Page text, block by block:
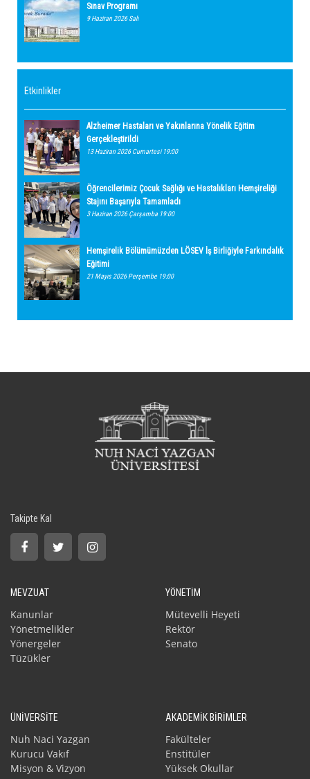
Sınav Programı
9 Haziran 2026 Salı
Etkinlikler
Alzheimer Hastaları ve Yakınlarına Yönelik Eğitim
Gerçekleştirildi
13 Haziran 2026 Cumartesi 19:00
Öğrencilerimiz Çocuk Sağlığı ve Hastalıkları Hemşireliği
Stajını Başarıyla Tamamladı
3 Haziran 2026 Çarşamba 19:00
Hemşirelik Bölümümüzden LÖSEV İş Birliğiyle Farkındalık
Eğitimi
21 Mayıs 2026 Perşembe 19:00
Takipte Kal
MEVZUAT
Kanunlar
Yönetmelikler
Yönergeler
Tüzükler
YÖNETİM
Mütevelli Heyeti
Rektör
Senato
ÜNİVERSİTE
Nuh Naci Yazgan
Kurucu Vakıf
Misyon & Vizyon
AKADEMİK BİRİMLER
Fakülteler
Enstitüler
Yüksek Okullar